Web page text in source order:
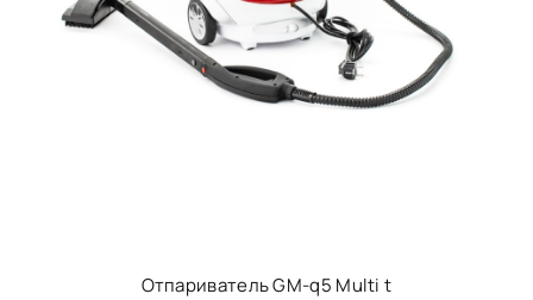
Отпариватель GM-q5 Multi t